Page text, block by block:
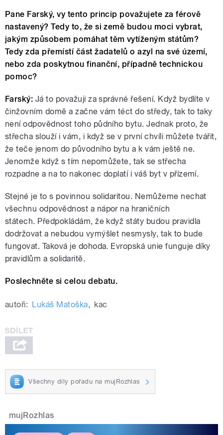
Pane Farský, vy tento princip považujete za férově
nastavený? Tedy to, že si země budou moci vybrat,
jakým způsobem pomáhat těm vytíženým státům?
Tedy zda přemístí část žadatelů o azyl na své území,
nebo zda poskytnou finanční, případně technickou
pomoc?
Farský: Já to považuji za správné řešení. Když bydlíte v
činžovním domě a začne vám téct do středy, tak to taky
není odpovědnost toho půdního bytu. Jednak proto, že
střecha slouží i vám, i když se v první chvíli můžete tvářit,
že teče jenom do původního bytu a k vám ještě ne.
Jenomže když s tím nepomůžete, tak se střecha
rozpadne a na to nakonec doplatí i váš byt v přízemí.
Stejné je to s povinnou solidaritou. Nemůžeme nechat
všechnu odpovědnost a nápor na hraničních
státech. Předpokládám, že když státy budou pravidla
dodržovat a nebudou vymýšlet nesmysly, tak to bude
fungovat. Taková je dohoda. Evropská unie funguje díky
pravidlům a solidaritě.
Poslechněte si celou debatu.
autoři: Lukáš Matoška, kac
Všechny díly pořadu na mujRozhlas
mujRozhlas